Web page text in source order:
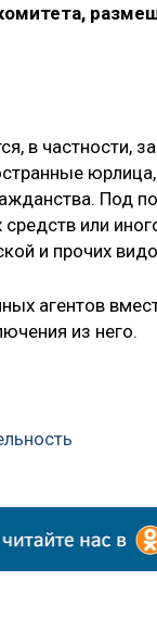
в частности,
юрлица,
Под
или
и прочих
агентов
из него.